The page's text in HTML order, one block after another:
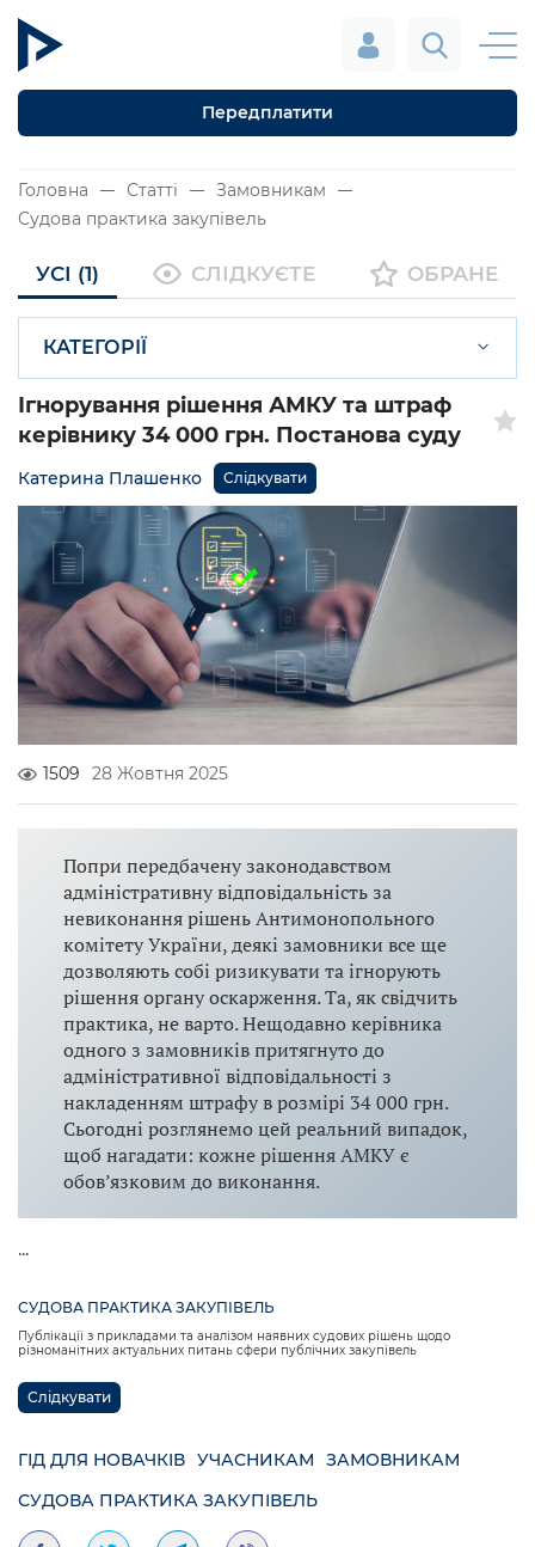
Передплатити
Головна Статті
Замовникам
Судова практика закупівель
УСІ (1) СЛІДКУЄТЕ ОБРАНЕ
КАТЕГОРІЇ
Ігнорування рішення АМКУ та штраф
керівнику 34 000 грн. Постанова суду
Катерина Плашенко Слідкувати
1509 28 Жовтня 2025
Попри передбачену законодавством
адміністративну відповідальність за
невиконання рішень Антимонопольного
комітету України, деякі замовники все ще
дозволяють собі ризикувати та ігнорують
рішення органу оскарження. Та, як свідчить
практика, не варто. Нещодавно керівника
одного з замовників притягнуто до
адміністративної відповідальності з
накладенням штрафу в розмірі 34 000 грн.
Сьогодні розглянемо цей реальний випадок,
щоб нагадати: кожне рішення АМКУ є
обов’язковим до виконання.
...
СУДОВА ПРАКТИКА ЗАКУПІВЕЛЬ
Публікації з прикладами та аналізом наявних судових рішень щодо
різноманітних актуальних питань сфери публічних закупівель
Слідкувати
ГІД ДЛЯ НОВАЧКІВ УЧАСНИКАМ
ЗАМОВНИКАМ
СУДОВА ПРАКТИКА ЗАКУПІВЕЛЬ